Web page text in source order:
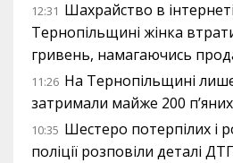
12:31 Шахрайство в
Тернопільщині жінка
гривень, намагаючись
11:26 На Тернопільщині
затримали майже 200 п’яних
10:35 Шестеро потерпілих і
поліції розповіли деталі